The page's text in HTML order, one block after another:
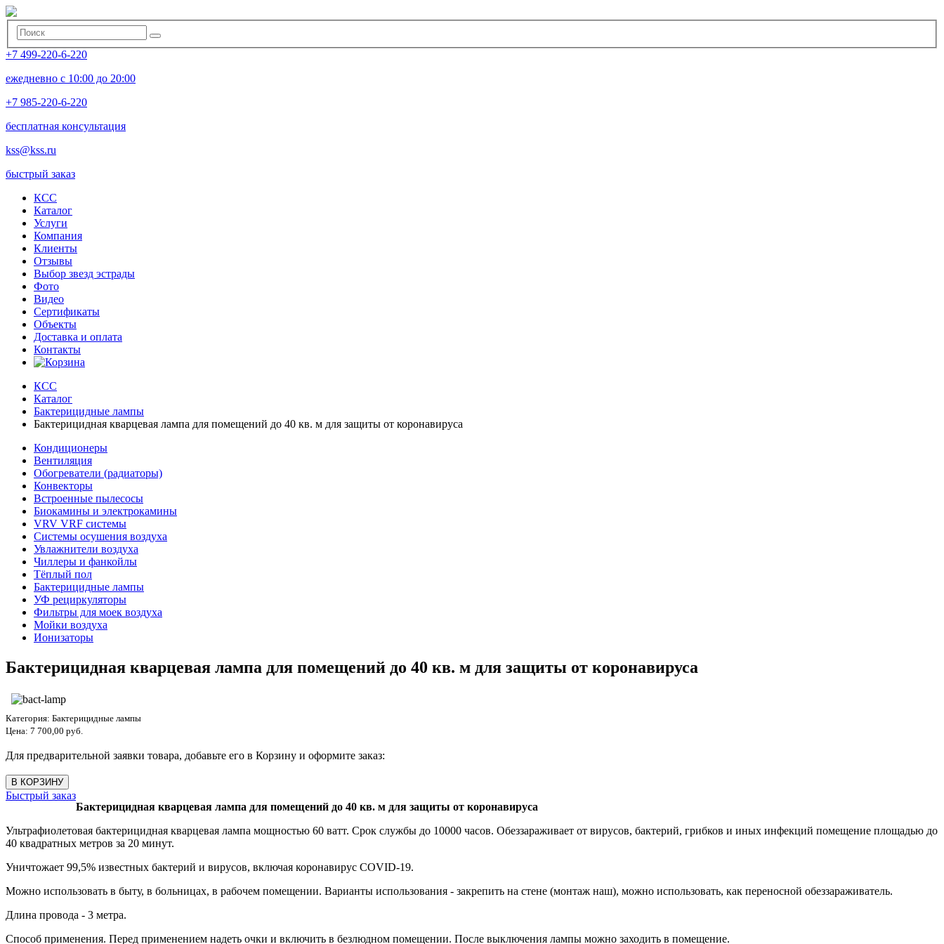
+7 499-220-6-220
ежедневно с 10:00 до 20:00
+7 985-220-6-220
бесплатная консультация
kss@kss.ru
быстрый заказ
КСС
Каталог
Услуги
Компания
Клиенты
Oтзывы
Выбор звезд эстрады
Фото
Видео
Сертификаты
Объекты
Доставка и оплата
Контакты
КСС
Каталог
Бактерицидные лампы
Бактерицидная кварцевая лампа для помещений до 40 кв. м для защиты от коронавируса
Кондиционеры
Вентиляция
Обогреватели (радиаторы)
Конвекторы
Встроенные пылесосы
Биокамины и электрокамины
VRV VRF системы
Системы осушения воздуха
Увлажнители воздуха
Чиллеры и фанкойлы
Тёплый пол
Бактерицидные лампы
УФ рециркуляторы
Фильтры для моек воздуха
Мойки воздуха
Ионизаторы
Бактерицидная кварцевая лампа для помещений до 40 кв. м для защиты от коронавируса
Категория: Бактерицидные лампы
Цена: 7 700,00 руб.
Для предварительной заявки товара, добавьте его в Корзину и оформите заказ:
Быстрый заказ
Бактерицидная кварцевая лампа для помещений до 40 кв. м для защиты от коронавируса
Ультрафиолетовая бактерицидная кварцевая лампа мощностью 60 ватт. Срок службы до 10000 часов. Обеззараживает от вирусов, бактерий, грибков и иных инфекций помещение площадью до
40 квадратных метров за 20 минут.
Уничтожает 99,5% известных бактерий и вирусов, включая коронавирус COVID-19.
Можно использовать в быту, в больницах, в рабочем помещении. Варианты использования - закрепить на стене (монтаж наш), можно использовать, как переносной обеззараживатель.
Длина провода - 3 метра.
Способ применения. Перед применением надеть очки и включить в безлюдном помещении. После выключения лампы можно заходить в помещение.